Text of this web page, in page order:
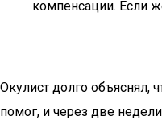
компенсации. Если
Окулист долго объяснял,
помог, и через две